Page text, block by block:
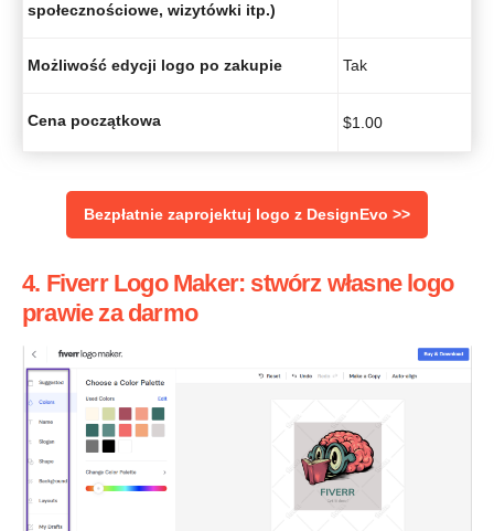
społecznościowe, wizytówki itp.)
Możliwość edycji logo po zakupie Tak
Cena początkowa $1.00
Bezpłatnie zaprojektuj logo z DesignEvo >>
4. Fiverr Logo Maker: stwórz własne logo
prawie za darmo